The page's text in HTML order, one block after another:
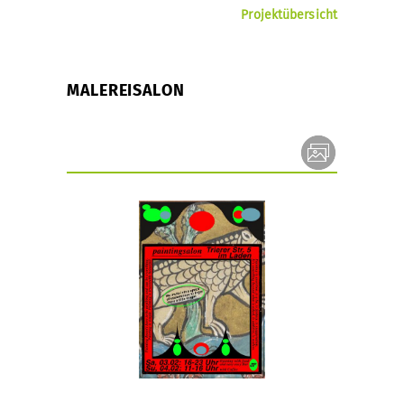
Projektübersicht
MALEREISALON